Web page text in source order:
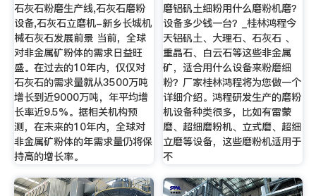
石灰石粉磨生产线,石灰石磨粉
设备,石灰石立磨机-新乡长城机
械石灰石发展前景 当前，全球
对非金属矿粉体的需求日益旺
盛。在过去的10年内，仅仅对
石灰石的需求量就从3500万吨
增长到近9000万吨，年平均增
长率近9.5%。据相关机构预
测，在未来的10年内，全球对
非金属矿粉体的年需求量仍将保
持高的增长率。
磨铝矾土细粉用什么磨粉机磨？
设备多少钱一台？_桂林鸿程今
天铝矾土、大理石、石灰石 、
重晶石、白云石等这些非金属
矿，适合用什么设备来粉磨细
粉？厂家桂林鸿程将为您做一个
详细介绍。鸿程研发生产的磨粉
机设备种类很多，比如有雷蒙
磨、超细磨粉机、立式磨、超细
立磨等设备，这些磨粉机适用于
不